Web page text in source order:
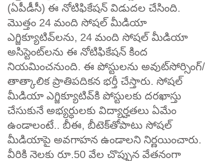
(ఏపీడీసీ) ఈ నోటిఫికేషన్‌ విడుదల చేసింది.
మొత్తం 24 మంది సోషల్‌ మీడియా
ఎగ్జిక్యూటివ్‌లను, 24 మంది సోషల్‌ మీడియా
అసిస్టెంట్‌లను ఈ నోటిఫికేషన్‌ కింద
నియమించనుంది. ఈ పోస్టులను అవుట్‌సోర్సింగ్‌/
తాత్కాలిక ప్రాతిపదికన భర్తీ చేస్తారు. సోషల్‌
మీడియా ఎగ్జిక్యూటివ్‌కి పోస్టులకు దరఖాస్తు
చేసుకునే అభ్యర్ధులకు విద్యార్హతలు ఏమేం
ఉండాలంటే.. బీఈ, బీటెక్‌తోపాటు సోషల్‌
మీడియాపై అవగాహన ఉండాలని నిర్ణయించారు.
వీరికి నెలకు రూ.50 వేల చొప్పున వేతనంగా